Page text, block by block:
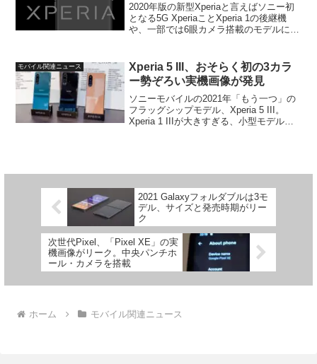
2020年版の新型Xperiaと言えばソニー初
となる5G XperiaことXperia 1の後継機
や、一部では6眼カメラ搭載のモデルにつ
サーの今後の方向性について興味深...
モバイル関連ニュース
Xperia 5 III、おそらく初の3カラ
ー勢ぞろい実機画像が発見
ソニーモバイルの2021年「もう一つ」の
フラッグシップモデル、Xperia 5 III。
Xperia 1 IIIが大きすぎる、小型モデルが
2021 Galaxyフォルダブルは3モ
デル、サイズと発売時期がリー
ク
次世代Pixel、「Pixel XE」の実
機画像がリーク。中央パンチホ
ール・カメラを搭載
ホーム モバイル関連ニュース